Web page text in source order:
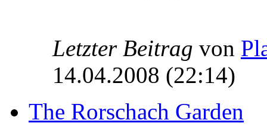
Letzter Beitrag von
14.04.2008 (22:14)
The Rorschach Garden